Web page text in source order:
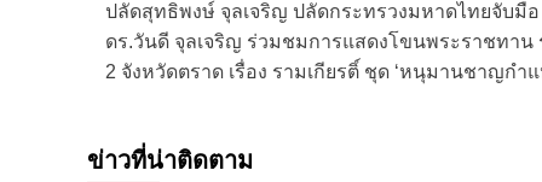
navigation
ปลัดสุทธิพงษ์ จุลเจริญ ปลัดกระทรวงมหาดไทยจับมือ
ดร.วันดี จุลเจริญ ร่วมชมการแสดงโขนพระราชทาน
2 จังหวัดตราด เรื่อง รามเกียรติ์ ชุด ‘หนุมานชาญกำแ
ข่าวที่น่าติดตาม